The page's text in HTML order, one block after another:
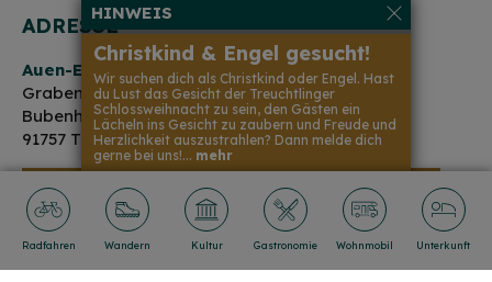
ADRESSE
Auen-Erlebnis-Pfad
Graben
Bubenheimer Straße
91757 Treuchtlingen
09142 9600-64
Radfahren Wandern Kultur Gastronomie Wohnmobil Unterkunft
HINWEIS
Christkind & Engel gesucht!
Wir suchen dich als Christkind oder Engel. Hast
du Lust das Gesicht der Treuchtlinger
Schlossweihnacht zu sein, den Gästen ein
Lächeln ins Gesicht zu zaubern und Freude und
Herzlichkeit auszustrahlen? Dann melde dich
gerne bei uns!... mehr